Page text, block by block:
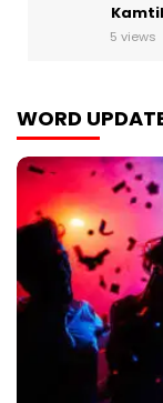
5 views
WORD